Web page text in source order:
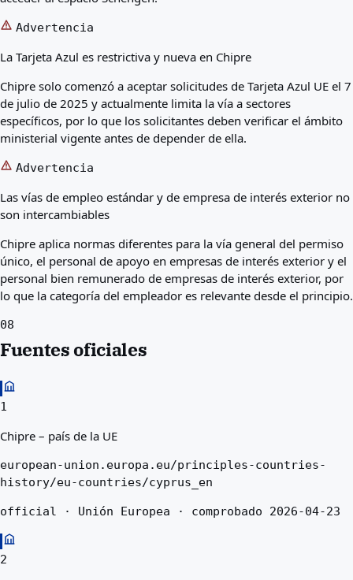
Advertencia
La Tarjeta Azul es restrictiva y nueva en Chipre
Chipre solo comenzó a aceptar solicitudes de Tarjeta Azul UE el 7
de julio de 2025 y actualmente limita la vía a sectores
específicos, por lo que los solicitantes deben verificar el ámbito
ministerial vigente antes de depender de ella.
Advertencia
Las vías de empleo estándar y de empresa de interés exterior no
son intercambiables
Chipre aplica normas diferentes para la vía general del permiso
único, el personal de apoyo en empresas de interés exterior y el
personal bien remunerado de empresas de interés exterior, por
lo que la categoría del empleador es relevante desde el principio.
08
Fuentes oficiales
1
Chipre – país de la UE
european-union.europa.eu/principles-countries-
history/eu-countries/cyprus_en
official · Unión Europea · comprobado 2026-04-23
2